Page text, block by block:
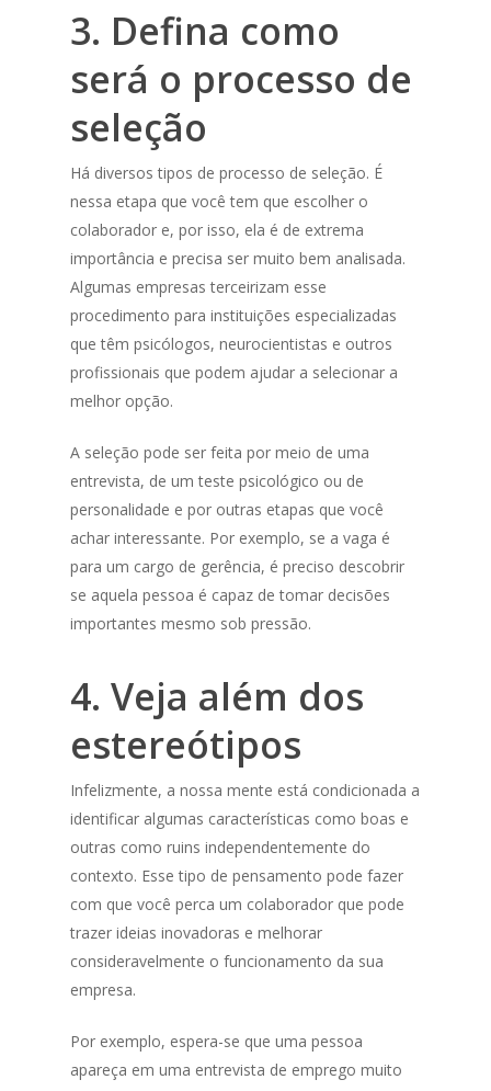
3. Defina como
será o processo de
seleção
Há diversos tipos de processo de seleção. É
nessa etapa que você tem que escolher o
colaborador e, por isso, ela é de extrema
importância e precisa ser muito bem analisada.
Algumas empresas terceirizam esse
procedimento para instituições especializadas
que têm psicólogos, neurocientistas e outros
profissionais que podem ajudar a selecionar a
melhor opção.
A seleção pode ser feita por meio de uma
entrevista, de um teste psicológico ou de
personalidade e por outras etapas que você
achar interessante. Por exemplo, se a vaga é
para um cargo de gerência, é preciso descobrir
se aquela pessoa é capaz de tomar decisões
importantes mesmo sob pressão.
4. Veja além dos
estereótipos
Infelizmente, a nossa mente está condicionada a
identificar algumas características como boas e
outras como ruins independentemente do
contexto. Esse tipo de pensamento pode fazer
com que você perca um colaborador que pode
trazer ideias inovadoras e melhorar
consideravelmente o funcionamento da sua
empresa.
Por exemplo, espera-se que uma pessoa
apareça em uma entrevista de emprego muito